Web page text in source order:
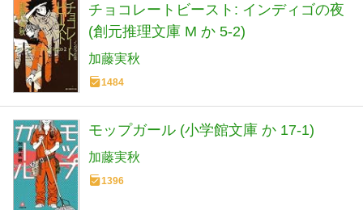
チョコレートビースト: インディゴの夜
(創元推理文庫 M か 5-2)
加藤実秋
1484
モップガール (小学館文庫 か 17-1)
加藤実秋
1396